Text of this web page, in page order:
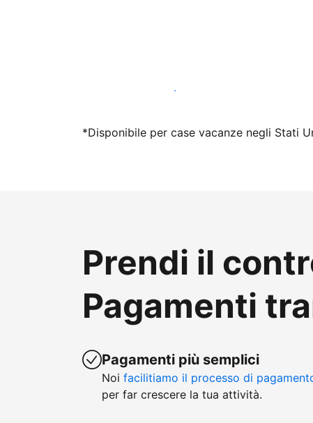
Inizia subito a lavorare con noi
*Disponibile per case vacanze negli Stati
Prendi il
Pagamenti
Pagamenti più semplici
Noi facilitiamo il processo di
per far crescere la tua attività.